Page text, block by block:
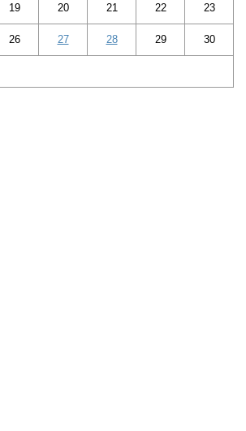
19 20 21 22 23
26 27 28 29 30